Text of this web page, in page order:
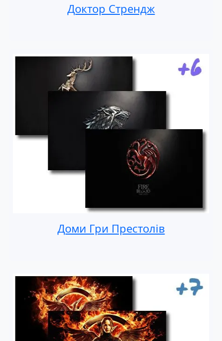
Доктор Стрендж
Доми Гри Престолів